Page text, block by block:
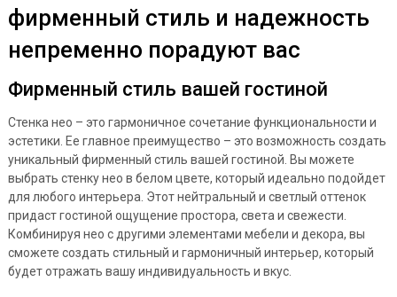
фирменный стиль и надежность
непременно порадуют вас
Фирменный стиль вашей гостиной
Стенка нео – это гармоничное сочетание функциональности и
эстетики. Ее главное преимущество – это возможность создать
уникальный фирменный стиль вашей гостиной. Вы можете
выбрать стенку нео в белом цвете, который идеально подойдет
для любого интерьера. Этот нейтральный и светлый оттенок
придаст гостиной ощущение простора, света и свежести.
Комбинируя нео с другими элементами мебели и декора, вы
сможете создать стильный и гармоничный интерьер, который
будет отражать вашу индивидуальность и вкус.